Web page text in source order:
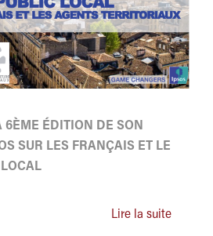
6ÈME ÉDITION DE SON
SUR LES FRANÇAIS ET LE
Lire la suite